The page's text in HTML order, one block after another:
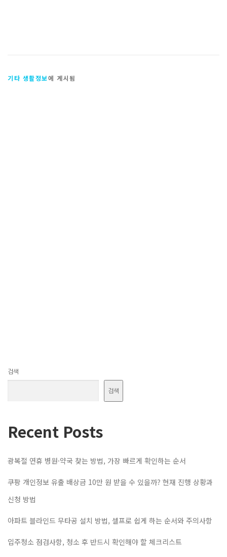
기타 생활정보에 게시됨
검색
검색
Recent Posts
광복절 연휴 병원·약국 찾는 방법, 가장 빠르게 확인하는 순서
쿠팡 개인정보 유출 배상금 10만 원 받을 수 있을까? 현재 진행 상황과
신청 방법
아파트 블라인드 무타공 설치 방법, 셀프로 쉽게 하는 순서와 주의사항
입주청소 점검사항, 청소 후 반드시 확인해야 할 체크리스트